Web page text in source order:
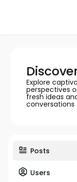
Explore
perspectives
fresh ideas
conversations
Posts
Users